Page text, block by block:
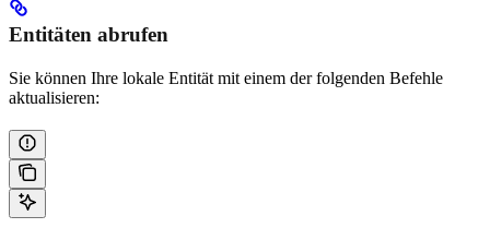
Entitäten abrufen
Sie können Ihre lokale Entität mit einem der folgenden Befehle
aktualisieren: